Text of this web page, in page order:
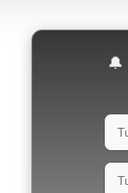
🔔